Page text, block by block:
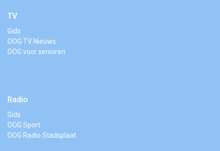
TV
Gids
OOG TV Nieuws
OOG voor senioren
Radio
Gids
OOG Sport
OOG Radio Stadsplaat